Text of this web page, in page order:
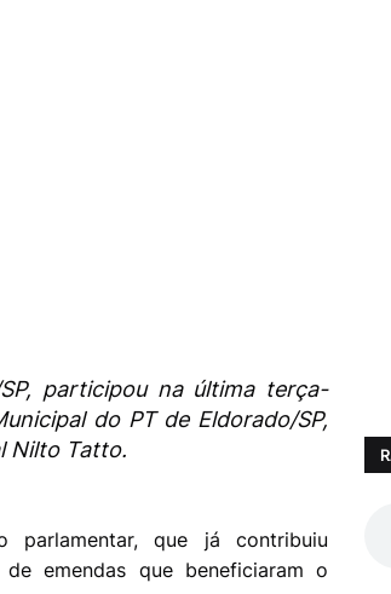
participou na última terça-
do PT de Eldorado/SP,
Nilto Tatto.
que já contribuiu
emendas que beneficiaram o